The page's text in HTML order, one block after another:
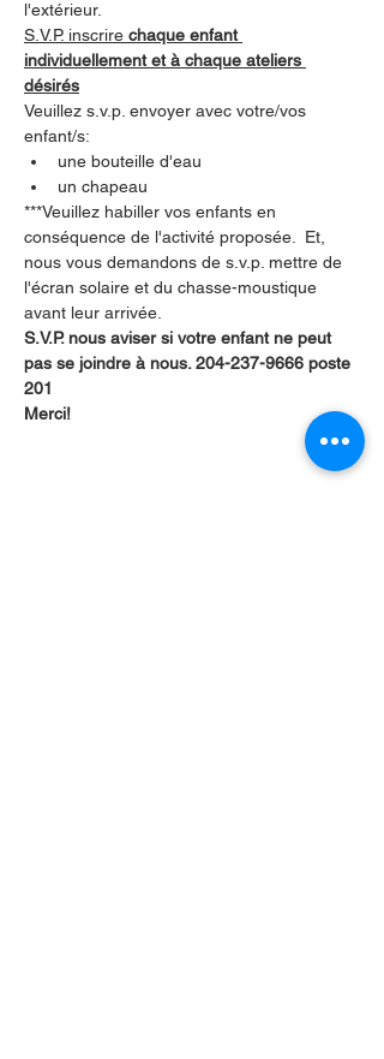
l'extérieur.
S.V.P. inscrire chaque enfant
individuellement et à chaque ateliers
désirés
Veuillez s.v.p. envoyer avec votre/vos
enfant/s:
une bouteille d'eau
un chapeau
***Veuillez habiller vos enfants en
conséquence de l'activité proposée.  Et,
nous vous demandons de s.v.p. mettre de
l'écran solaire et du chasse-moustique
avant leur arrivée.
S.V.P. nous aviser si votre enfant ne peut
pas se joindre à nous. 204-237-9666 poste
201
Merci!